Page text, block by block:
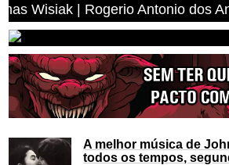
Anjos | Miguel Angelo Leal
A melhor música de
todos os tempos,